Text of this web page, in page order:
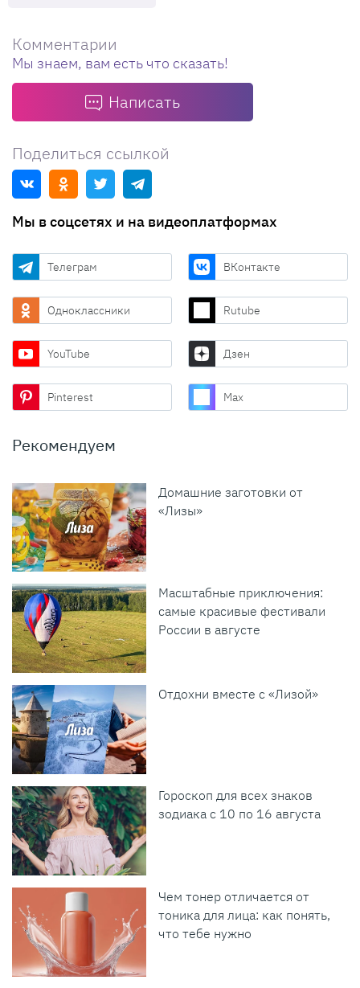
Комментарии
Мы знаем, вам есть что сказать!
Написать
Поделиться ссылкой
Мы в соцсетях и на видеоплатформах
Телеграм ВКонтакте
Одноклассники Rutube
YouTube Дзен
Pinterest Max
Рекомендуем
Домашние заготовки от
«Лизы»
Масштабные приключения:
самые красивые фестивали
России в августе
Отдохни вместе с «Лизой»
Гороскоп для всех знаков
зодиака с 10 по 16 августа
Чем тонер отличается от
тоника для лица: как понять,
что тебе нужно